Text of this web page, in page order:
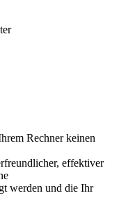
Rechner keinen
effektiver
werden und die Ihr